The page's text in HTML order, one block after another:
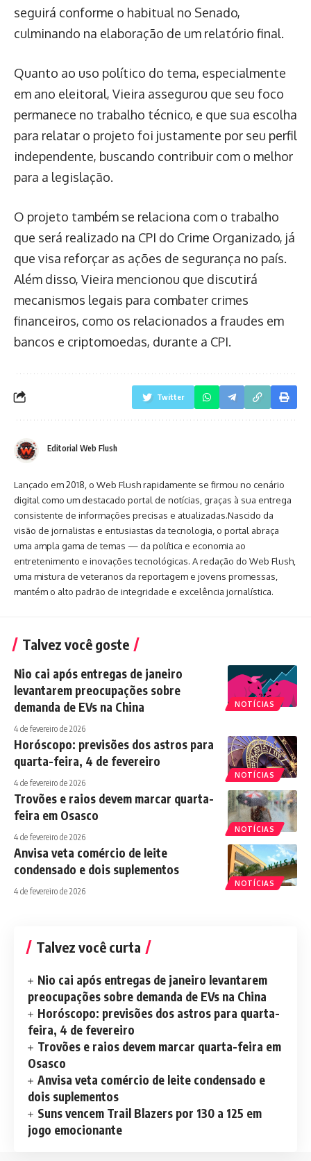
seguirá conforme o habitual no Senado,
culminando na elaboração de um relatório final.
Quanto ao uso político do tema, especialmente
em ano eleitoral, Vieira assegurou que seu foco
permanece no trabalho técnico, e que sua escolha
para relatar o projeto foi justamente por seu perfil
independente, buscando contribuir com o melhor
para a legislação.
O projeto também se relaciona com o trabalho
que será realizado na CPI do Crime Organizado, já
que visa reforçar as ações de segurança no país.
Além disso, Vieira mencionou que discutirá
mecanismos legais para combater crimes
financeiros, como os relacionados a fraudes em
bancos e criptomoedas, durante a CPI.
Twitter
Editorial Web Flush
Lançado em 2018, o Web Flush rapidamente se firmou no cenário
digital como um destacado portal de notícias, graças à sua entrega
consistente de informações precisas e atualizadas.Nascido da
visão de jornalistas e entusiastas da tecnologia, o portal abraça
uma ampla gama de temas — da política e economia ao
entretenimento e inovações tecnológicas. A redação do Web Flush,
uma mistura de veteranos da reportagem e jovens promessas,
mantém o alto padrão de integridade e excelência jornalística.
Talvez você goste
NOTÍCIAS
Nio cai após entregas de janeiro
levantarem preocupações sobre
demanda de EVs na China
4 de fevereiro de 2026
NOTÍCIAS
Horóscopo: previsões dos astros para
quarta-feira, 4 de fevereiro
4 de fevereiro de 2026
NOTÍCIAS
Trovões e raios devem marcar quarta-
feira em Osasco
4 de fevereiro de 2026
NOTÍCIAS
Anvisa veta comércio de leite
condensado e dois suplementos
4 de fevereiro de 2026
Talvez você curta
Nio cai após entregas de janeiro levantarem
preocupações sobre demanda de EVs na China
Horóscopo: previsões dos astros para quarta-
feira, 4 de fevereiro
Trovões e raios devem marcar quarta-feira em
Osasco
Anvisa veta comércio de leite condensado e
dois suplementos
Suns vencem Trail Blazers por 130 a 125 em
jogo emocionante